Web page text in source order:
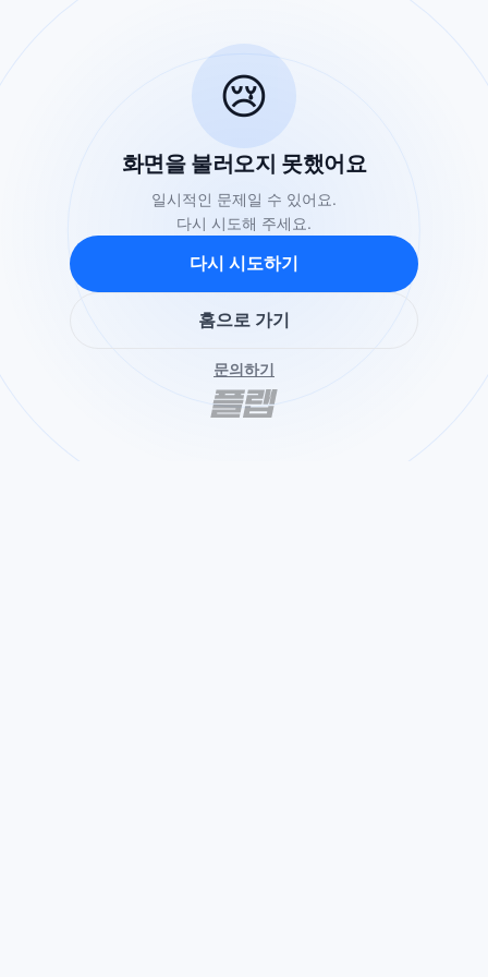
😢
화면을 불러오지 못했어요
일시적인 문제일 수 있어요.
다시 시도해 주세요.
다시 시도하기
홈으로 가기
문의하기